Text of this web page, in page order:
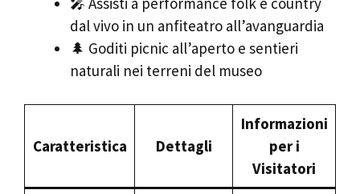
dal vivo in un anfiteatro all’avanguardia
🌲 Goditi picnic all’aperto e sentieri
naturali nei terreni del museo
Caratteristica Dettagli
Informazioni
per i
Visitatori